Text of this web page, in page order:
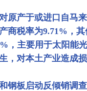
原产于或进口自马
商税率为9.71%，
，主要用于太阳能
，对本土产业造成
钢板启动反倾销调查